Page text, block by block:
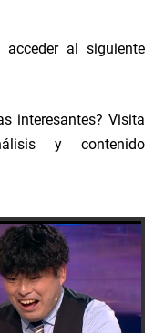
al siguiente
interesantes? Visita
y contenido